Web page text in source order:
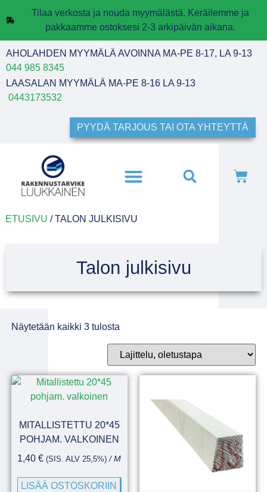
Tilaa verkosta ja nouda myymälästä. Keräilemme ja
pakkaamme ostoksesi 2-3 arkipäivän aikana.
AHOLAHDEN MYYMÄLÄ AVOINNA MA-PE 8-17, LA 9-13
044 985 8345
LAASALAN MYYMÄLÄ MA-PE 8-16 LA 9-13
0443173532
PYYDÄ TARJOUS TAI OTA YHTEYTTÄ
ETUSIVU / TALON JULKISIVU
Talon julkisivu
Näytetään kaikki 3 tulosta
MITALLISTETTU 20*45
POHJAM. VALKOINEN
1,40€ (SIS. ALV 25,5%) / M
LISÄÄ OSTOSKORIIN